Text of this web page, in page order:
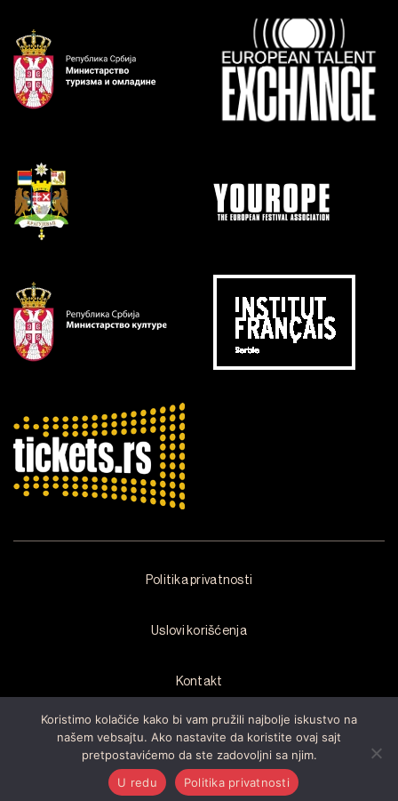
Politika privatnosti
Uslovi korišćenja
Kontakt
Copyright © 2026 byArsenal FestSva prava zadržana.Razvijen od
strane
Cubes
Koristimo kolačiće kako bi vam pružili najbolje iskustvo na
našem vebsajtu. Ako nastavite da koristite ovaj sajt
pretpostavićemo da ste zadovoljni sa njim.
U redu
Politika privatnosti